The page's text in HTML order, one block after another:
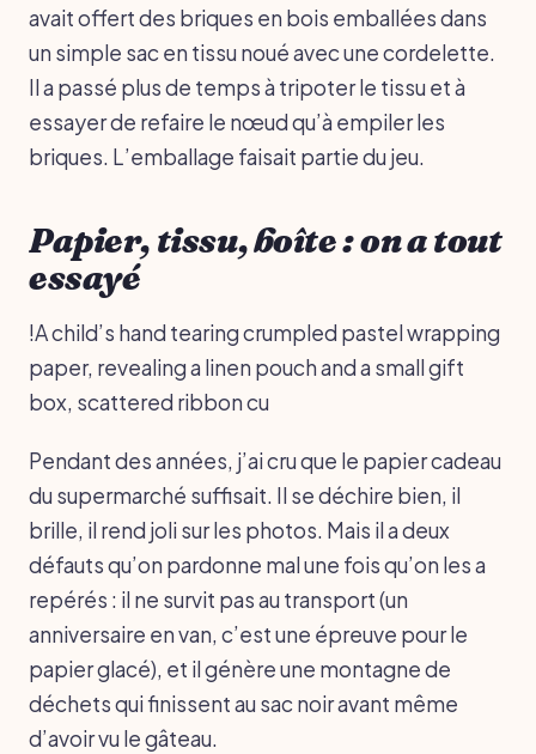
avait offert des briques en bois emballées dans
un simple sac en tissu noué avec une cordelette.
Il a passé plus de temps à tripoter le tissu et à
essayer de refaire le nœud qu’à empiler les
briques. L’emballage faisait partie du jeu.
Papier, tissu, boîte : on a tout
essayé
!A child’s hand tearing crumpled pastel wrapping
paper, revealing a linen pouch and a small gift
box, scattered ribbon cu
Pendant des années, j’ai cru que le papier cadeau
du supermarché suffisait. Il se déchire bien, il
brille, il rend joli sur les photos. Mais il a deux
défauts qu’on pardonne mal une fois qu’on les a
repérés : il ne survit pas au transport (un
anniversaire en van, c’est une épreuve pour le
papier glacé), et il génère une montagne de
déchets qui finissent au sac noir avant même
d’avoir vu le gâteau.